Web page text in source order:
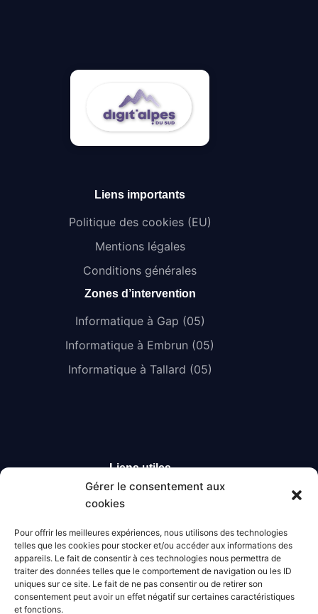
Gérer le consentement aux
cookies
Pour offrir les meilleures expériences, nous utilisons des technologies
telles que les cookies pour stocker et/ou accéder aux informations des
appareils. Le fait de consentir à ces technologies nous permettra de
traiter des données telles que le comportement de navigation ou les ID
uniques sur ce site. Le fait de ne pas consentir ou de retirer son
consentement peut avoir un effet négatif sur certaines caractéristiques
et fonctions.
Liens importants
Politique des cookies (EU)
Mentions légales
Conditions générales
Zones d’intervention
Informatique à Gap (05)
Informatique à Embrun (05)
Informatique à Tallard (05)
Liens utiles
Entreprise informatique à Briançon (05)
Téléphonie sur IP à Briançon (05)
Réseau informatique à Briançon (05)
Sécurité informatique à Briançon (05)